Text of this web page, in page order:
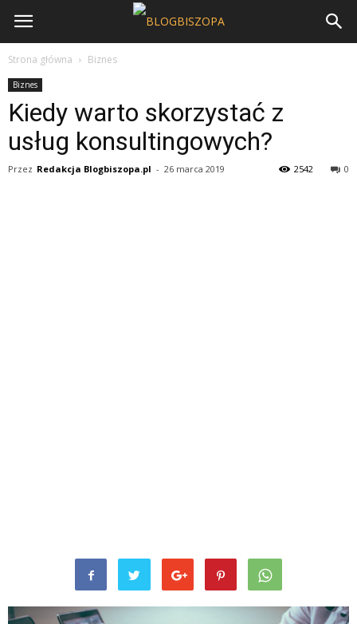
Strona główna Biznes
Biznes
Kiedy warto skorzystać z
usług konsultingowych?
Przez Redakcja Blogbiszopa.pl - 26 marca 2019 0
2542